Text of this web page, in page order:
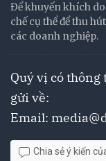
Để khuyến khích
chế cụ thể để thu
các doanh nghiệp.
Quý vị có
gửi về:
Email:
Chia sẻ ý kiến